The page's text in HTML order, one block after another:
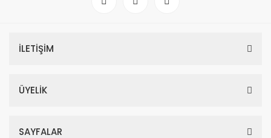
İLETİŞİM
ÜYELİK
SAYFALAR